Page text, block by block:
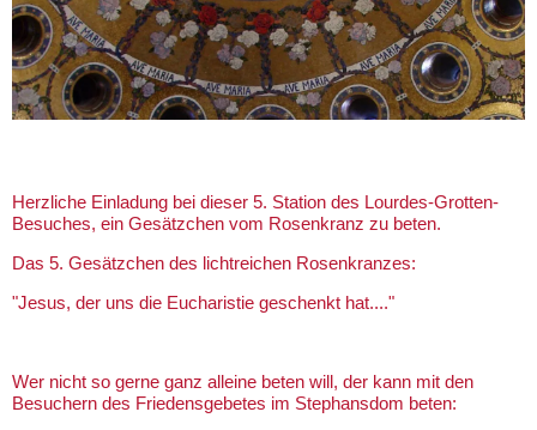
Herzliche Einladung bei dieser 5. Station des Lourdes-Grotten-
Besuches, ein Gesätzchen vom Rosenkranz zu beten.
Das 5. Gesätzchen des lichtreichen Rosenkranzes:
"Jesus, der uns die Eucharistie geschenkt hat...."
Wer nicht so gerne ganz alleine beten will, der kann mit den
Besuchern des Friedensgebetes im Stephansdom beten: